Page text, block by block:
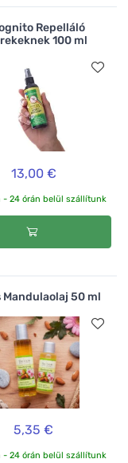
Repelláló
100 ml
13,00 €
- 24 órán belül szállítunk
Mandulaolaj 50 ml
5,35 €
- 24 órán belül szállítunk